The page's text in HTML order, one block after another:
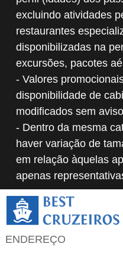
excluindo atividades
restaurantes
disponibilizadas na
excursões, pacotes
- Valores
disponibilidade de
modificados sem
- Dentro da mesma
haver variação de
em relação àquelas
apenas
ENDEREÇO